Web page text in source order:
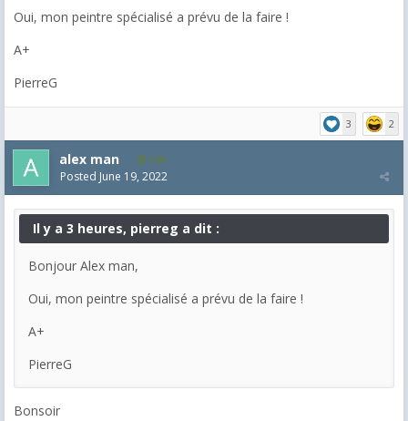
Oui, mon peintre spécialisé a prévu de la faire !
A+
PierreG
3 2
alex man 140
Posted June 19, 2022
Il y a 3 heures, pierreg a dit :
Bonjour Alex man,
Oui, mon peintre spécialisé a prévu de la faire !
A+
PierreG
Bonsoir